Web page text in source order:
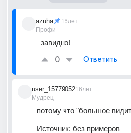
azuha
Профи
16лет
завидно!
0 Ответить
user_15779052
Мудрец
16лет
потому что "большое
Источник: без примеров